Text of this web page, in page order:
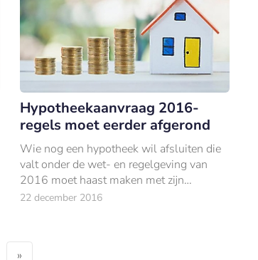
Hypotheekaanvraag 2016-
regels moet eerder afgerond
Wie nog een hypotheek wil afsluiten die
valt onder de wet- en regelgeving van
2016 moet haast maken met zijn
aanvraag. Dat stelt online
22 december 2016
»